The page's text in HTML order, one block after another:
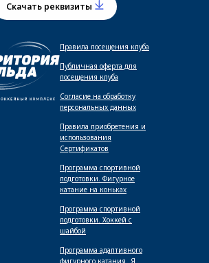
Скачать реквизиты
Правила посещения клуба
Публичная оферта для
посещения клуба
Согласие на обработку
персональных данных
Правила приобретения и
использования
Сертификатов
Программа спортивной
подготовки. Фигурное
катание на коньках
Программа спортивной
подготовки. Хоккей с
шайбой
Программа адаптивного